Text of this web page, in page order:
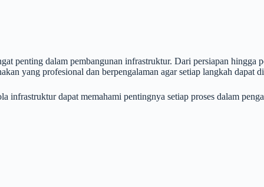
penting dalam pembangunan infrastruktur. Dari persiapan
yang profesional dan berpengalaman agar setiap langkah dapat
infrastruktur dapat memahami pentingnya setiap proses dalam